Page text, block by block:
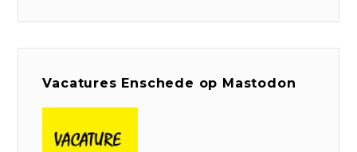
Vacatures Enschede op Mastodon